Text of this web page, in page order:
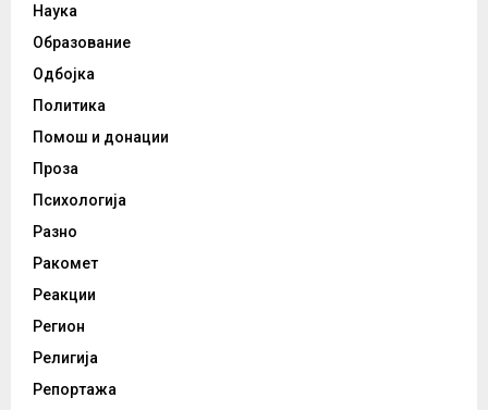
Наука
Образование
Одбојка
Политика
Помош и донации
Проза
Психологија
Разно
Ракомет
Реакции
Регион
Религија
Репортажа